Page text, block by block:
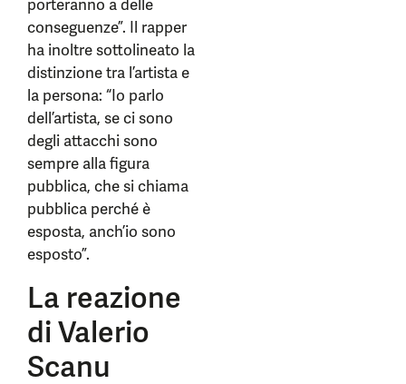
porteranno a delle
conseguenze”. Il rapper
ha inoltre sottolineato la
distinzione tra l’artista e
la persona: “Io parlo
dell’artista, se ci sono
degli attacchi sono
sempre alla figura
pubblica, che si chiama
pubblica perché è
esposta, anch’io sono
esposto”.
La reazione
di Valerio
Scanu